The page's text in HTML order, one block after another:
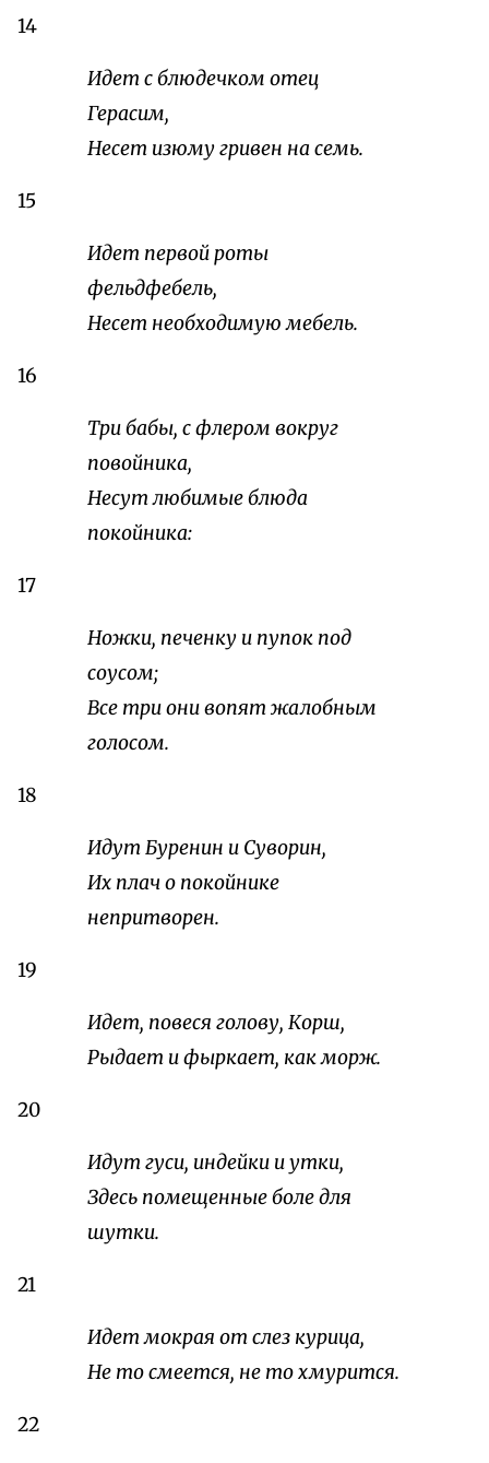
14
Идет с блюдечком отец
Герасим,
Несет изюму гривен на семь.
15
Идет первой роты
фельдфебель,
Несет необходимую мебель.
16
Три бабы, с флером вокруг
повойника,
Несут любимые блюда
покойника:
17
Ножки, печенку и пупок под
соусом;
Все три они вопят жалобным
голосом.
18
Идут Буренин и Суворин,
Их плач о покойнике
непритворен.
19
Идет, повеся голову, Корш,
Рыдает и фыркает, как морж.
20
Идут гуси, индейки и утки,
Здесь помещенные боле для
шутки.
21
Идет мокрая от слез курица,
Не то смеется, не то хмурится.
22